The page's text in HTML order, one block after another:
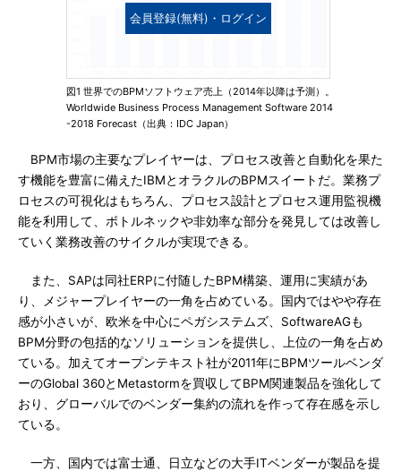
会員登録(無料)・ログイン
図1 世界でのBPMソフトウェア売上（2014年以降は予測）。
Worldwide Business Process Management Software 2014
-2018 Forecast（出典：IDC Japan）
BPM市場の主要なプレイヤーは、プロセス改善と自動化を果た
す機能を豊富に備えたIBMとオラクルのBPMスイートだ。業務プ
ロセスの可視化はもちろん、プロセス設計とプロセス運用監視機
能を利用して、ボトルネックや非効率な部分を発見しては改善し
ていく業務改善のサイクルが実現できる。
また、SAPは同社ERPに付随したBPM構築、運用に実績があ
り、メジャープレイヤーの一角を占めている。国内ではやや存在
感が小さいが、欧米を中心にペガシステムズ、SoftwareAGも
BPM分野の包括的なソリューションを提供し、上位の一角を占め
ている。加えてオープンテキスト社が2011年にBPMツールベンダ
ーのGlobal 360とMetastormを買収してBPM関連製品を強化して
おり、グローバルでのベンダー集約の流れを作って存在感を示し
ている。
一方、国内では富士通、日立などの大手ITベンダーが製品を提